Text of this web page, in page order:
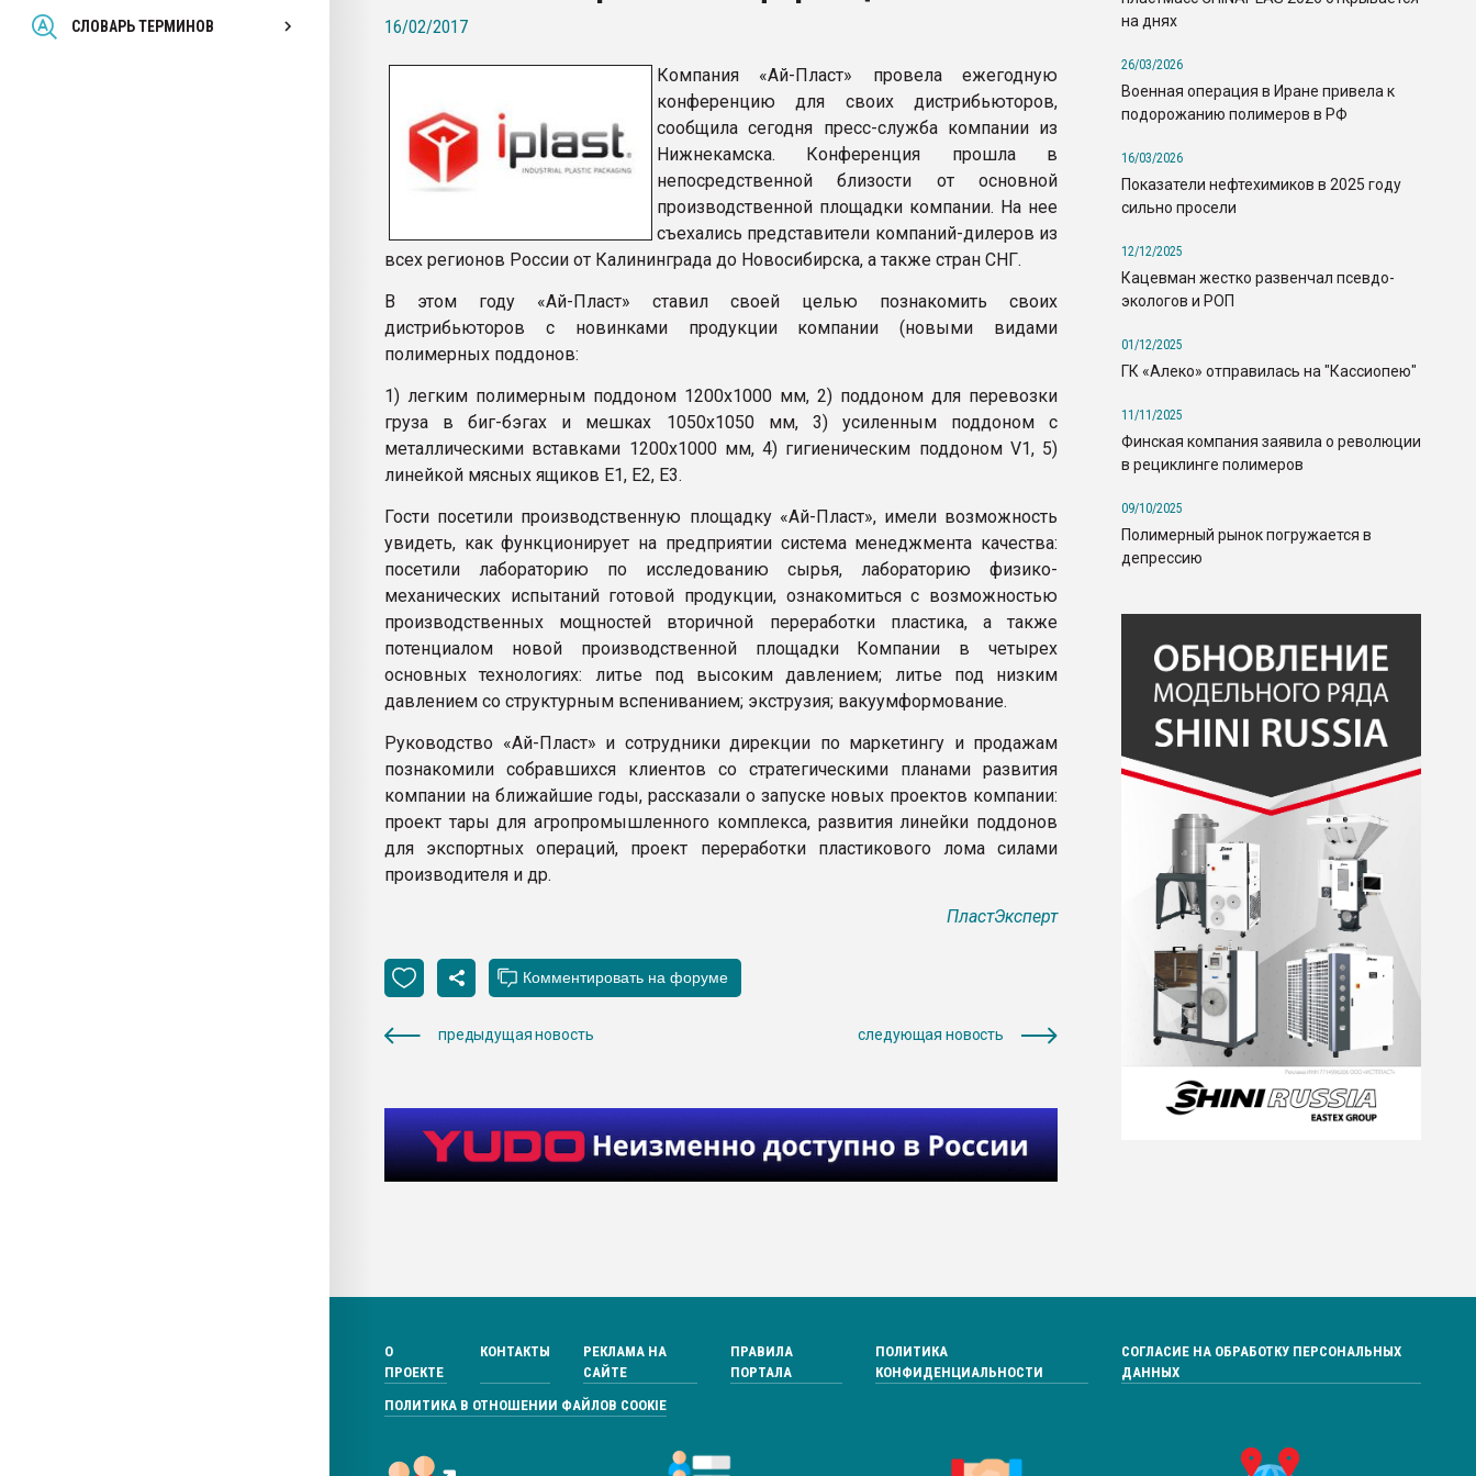
СЛОВАРЬ ТЕРМИНОВ
Всё, что касается выдува ПЭТ
бутылок16/02/2017
Компания «Ай-Пласт» провела ежегодную
конференцию для своих дистрибьюторов,
сообщила сегодня пресс-служба компании из
Нижнекамска. Конференция прошла в
непосредственной близости от основной
производственной площадки компании. На нее
съехались представители компаний-дилеров из
всех регионов России от Калининграда до Новосибирска, а также стран СНГ.
В этом году «Ай-Пласт» ставил своей целью познакомить своих
дистрибьюторов с новинками продукции компании (новыми видами
полимерных поддонов:
1) легким полимерным поддоном 1200х1000 мм, 2) поддоном для перевозки
груза в биг-бэгах и мешках 1050х1050 мм, 3) усиленным поддоном с
металлическими вставками 1200х1000 мм, 4) гигиеническим поддоном V1, 5)
линейкой мясных ящиков E1, E2, E3.
Гости посетили производственную площадку «Ай-Пласт», имели возможность
увидеть, как функционирует на предприятии система менеджмента качества:
посетили лабораторию по исследованию сырья, лабораторию физико-
механических испытаний готовой продукции, ознакомиться с возможностью
производственных мощностей вторичной переработки пластика, а также
потенциалом новой производственной площадки Компании в четырех
основных технологиях: литье под высоким давлением; литье под низким
давлением со структурным вспениванием; экструзия; вакуумформование.
Руководство «Ай-Пласт» и сотрудники дирекции по маркетингу и продажам
познакомили собравшихся клиентов со стратегическими планами развития
компании на ближайшие годы, рассказали о запуске новых проектов компании:
проект тары для агропромышленного комплекса, развития линейки поддонов
для экспортных операций, проект переработки пластикового лома силами
производителя и др.
ПластЭксперт
предыдущая новость следующая новость
на днях
26/03/2026
Военная операция в Иране привела к
подорожанию полимеров в РФ
16/03/2026
Показатели нефтехимиков в 2025 году
сильно просели
12/12/2025
Кацевман жестко развенчал псевдо-
экологов и РОП
01/12/2025
ГК «Алеко» отправилась на "Кассиопею"
11/11/2025
Финская компания заявила о революции
в рециклинге полимеров
09/10/2025
Полимерный рынок погружается в
депрессию
О
ПРОЕКТЕ
КОНТАКТЫ
РЕКЛАМА НА
САЙТЕ
ПРАВИЛА
ПОРТАЛА
ПОЛИТИКА
КОНФИДЕНЦИАЛЬНОСТИ
СОГЛАСИЕ НА ОБРАБОТКУ ПЕРСОНАЛЬНЫХ
ДАННЫХ
ПОЛИТИКА В ОТНОШЕНИИ ФАЙЛОВ COOKIE